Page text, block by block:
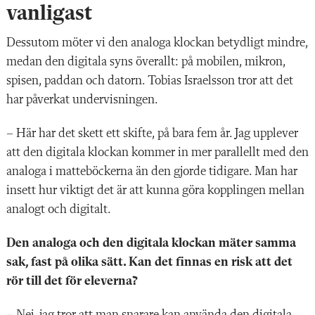
vanligast
Dessutom möter vi den analoga klockan betydligt mindre,
medan den digitala syns överallt: på mobilen, mikron,
spisen, paddan och datorn. Tobias Israelsson tror att det
har påverkat undervisningen.
– Här har det skett ett skifte, på bara fem år. Jag upplever
att den digitala klockan kommer in mer parallellt med den
analoga i matteböckerna än den gjorde tidigare. Man har
insett hur viktigt det är att kunna göra kopplingen mellan
analogt och digitalt.
Den analoga och den digitala klockan mäter samma
sak, fast på olika sätt. Kan det finnas en risk att det
rör till det för eleverna?